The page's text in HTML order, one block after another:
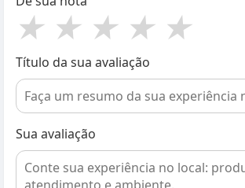
★ ★ ★ ★ ★
Título da sua avaliação
Sua avaliação